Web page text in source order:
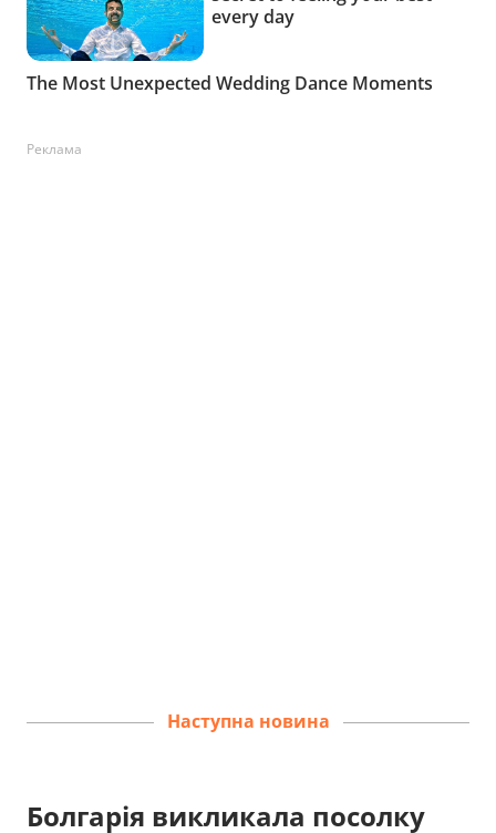
Реклама
Наступна новина
Болгарія викликала посолку